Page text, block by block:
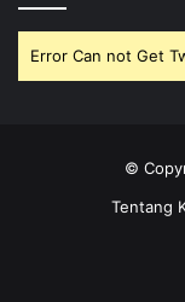
Error Can not Get
©
Tentang